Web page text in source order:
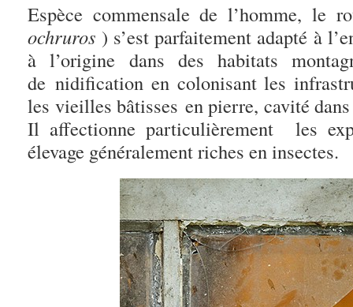
Espèce commensale de l’homme, le
ochruros ) s’est parfaitement adapté à
à l’origine dans des habitats
de nidification en colonisant les
les vieilles bâtisses en pierre, cavité
Il affectionne particulièrement les
élevage généralement riches en insectes.